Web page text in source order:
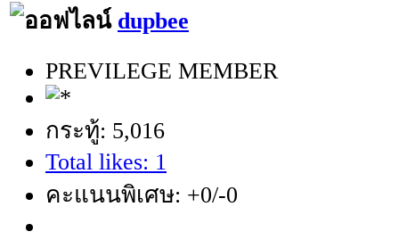
dupbee
PREVILEGE MEMBER
กระทู้: 5,016
Total likes: 1
คะแนนพิเศษ: +0/-0